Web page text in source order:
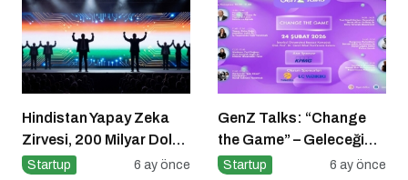
Hindistan Yapay Zeka
Zirvesi, 200 Milyar Dolar
ve El Tutuşmayan İki
Startup 6 ay önce
GenZ Talks: “Change
the Game” – Geleceği
Tasarlayanlar Sahne
Startup 6 ay önce